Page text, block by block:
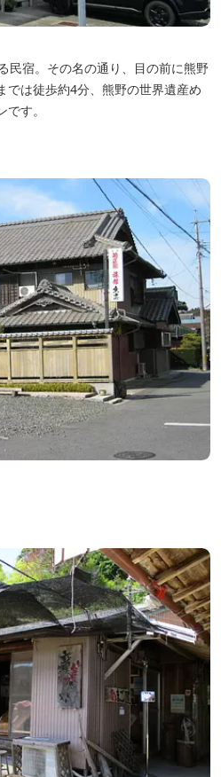
民宿。その名の通り、目の前に熊野
では徒歩約4分、熊野の世界遺産め
す。